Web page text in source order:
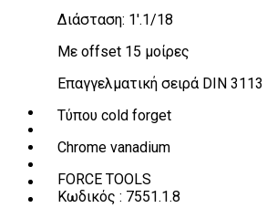
Εργαλεία Χειρός
Εργαλεία φρένων
Εργαλεία χειρός συνεργείου
Διάφορα Είδη Φανοποιείου
Αναλώσιμα Είδη Συνεργείου
ΚΑΤΑΛΟΓΟΣ
VIDEO & ΝΕΑ
B2B
ΕΝ
Διάσταση: 1′.1/18
Με offset 15 μοίρες
Επαγγελματική σειρά DIN 3113
Τύπου cold forget
Chrome vanadium
FORCE TOOLS
Κωδικός : 7551.1.8